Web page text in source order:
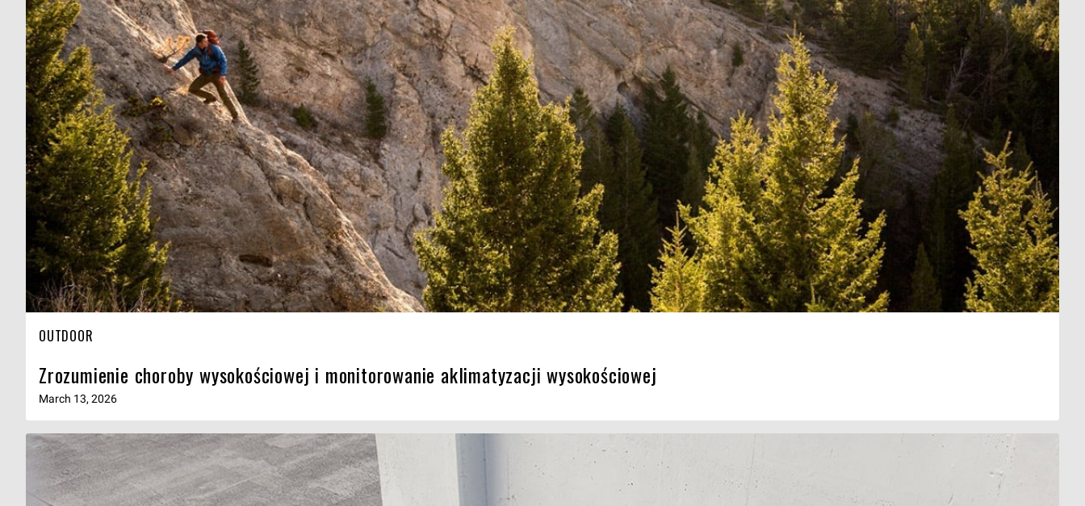
OUTDOOR
Zrozumienie choroby wysokościowej i monitorowanie aklimatyzacji wysokościowej
March 13, 2026